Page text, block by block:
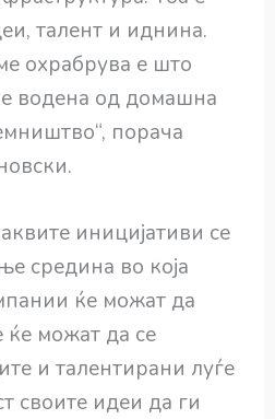
талент и иднина.
охрабрува е што
водена од домашна
порача
иницијативи се
средина во која
ќе можат да
ќе можат да се
и талентирани луѓе
своите идеи да ги